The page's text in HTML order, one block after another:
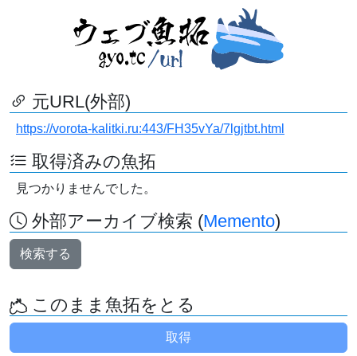
元URL(外部)
https://vorota-kalitki.ru:443/FH35vYa/7lgjtbt.html
取得済みの魚拓
見つかりませんでした。
外部アーカイブ検索 (Memento)
検索する
このまま魚拓をとる